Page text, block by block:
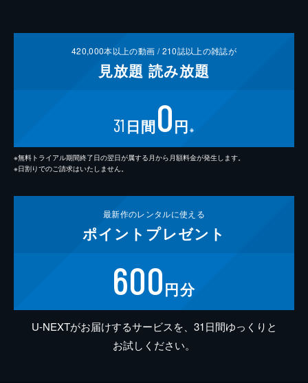
420,000本以上の動画 /210誌以上の雑誌が
見放題 読み放題
31 日間0円 ※
※無料トライアル期間終了日の翌日が属する月から月額料金が発生します。
※日割りでのご請求はいたしません。
最新作のレンタルに使える
ポイント プレゼント
600円分
U-NEXTがお届けするサービスを、31日間ゆっくりと
お試しください。